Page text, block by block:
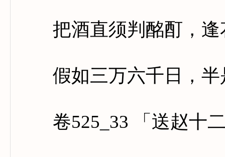
把酒直须判酩酊，逢
假如三万六千日，半
卷525_33 「送赵十二